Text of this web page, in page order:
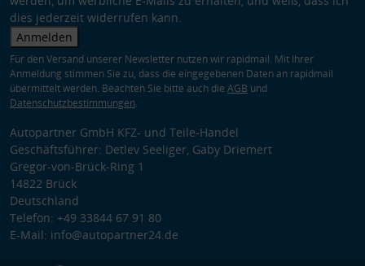
dies jederzeit widerrufen kann.
Anmelden
Für den Versand unserer Newsletter nutzen wir rapidmail. Mit Ihrer
Anmeldung stimmen Sie zu, dass die eingegebenen Daten an rapidmail
übermittelt werden. Beachten Sie bitte auch die AGB und
Datenschutzbestimmungen.
Autopartner GmbH KFZ- und Teile-Handel
Geschäftsführer: Detlev Seeliger, Gaby Driemert
Gregor-von-Brück-Ring 1
14822 Brück
Deutschland
Telefon: +49 33844 67 91 80
E-Mail: info@autopartner24.de